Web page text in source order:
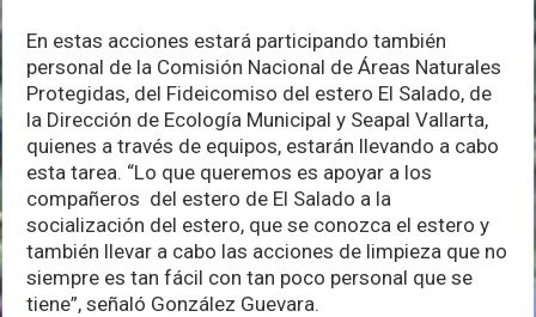
En estas acciones estará participando también
personal de la Comisión Nacional de Áreas Naturales
Protegidas, del Fideicomiso del estero El Salado, de
la Dirección de Ecología Municipal y Seapal Vallarta,
quienes a través de equipos, estarán llevando a cabo
esta tarea. “Lo que queremos es apoyar a los
compañeros del estero de El Salado a la
socialización del estero, que se conozca el estero y
también llevar a cabo las acciones de limpieza que no
siempre es tan fácil con tan poco personal que se
tiene”, señaló González Guevara.